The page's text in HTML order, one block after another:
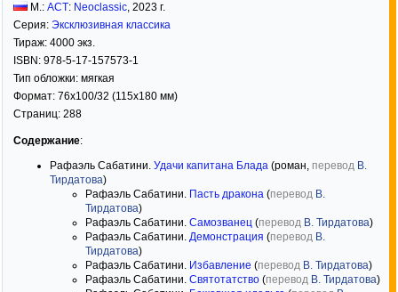
М.: АСТ: Neoclassic, 2023 г.
Серия: Эксклюзивная классика
Тираж: 4000 экз.
ISBN: 978-5-17-157573-1
Тип обложки: мягкая
Формат: 76x100/32 (115x180 мм)
Страниц: 288
Содержание:
Рафаэль Сабатини. Удачи капитана Блада (роман, перевод В.
Тирдатова)
Рафаэль Сабатини. Пасть дракона (перевод В.
Тирдатова)
Рафаэль Сабатини. Самозванец (перевод В. Тирдатова)
Рафаэль Сабатини. Демонстрация (перевод В.
Тирдатова)
Рафаэль Сабатини. Избавление (перевод В. Тирдатова)
Рафаэль Сабатини. Святотатство (перевод В. Тирдатова)